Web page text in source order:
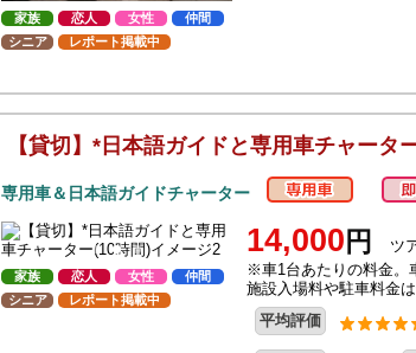
家族 恋人 女性
仲間
シニア
レポート掲載中
【貸切】*日本語ガイドと専用車チャータ
専用車＆日本語ガイドチャーター
家族 恋人 女性
仲間
シニア
レポート掲載中
14,000 円
ツ
※車1台あたりの料金。
施設入場料や駐車料金
平均評価